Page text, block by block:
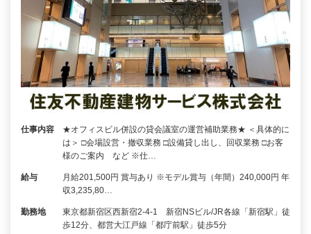
仕事内容
★オフィスビル併設の貸会議室の運営補助業務★ ＜具体的に
は＞ □会場設営・撤収業務 □設備貸し出し、回収業務 □お客
様のご案内 など ※仕…
給与
月給201,500円 賞与あり ※モデル賞与（年間）240,000円 年
収3,235,80…
勤務地
東京都新宿区西新宿2-4-1 新宿NSビル/JR各線「新宿駅」徒
歩12分、都営大江戸線「都庁前駅」徒歩5分